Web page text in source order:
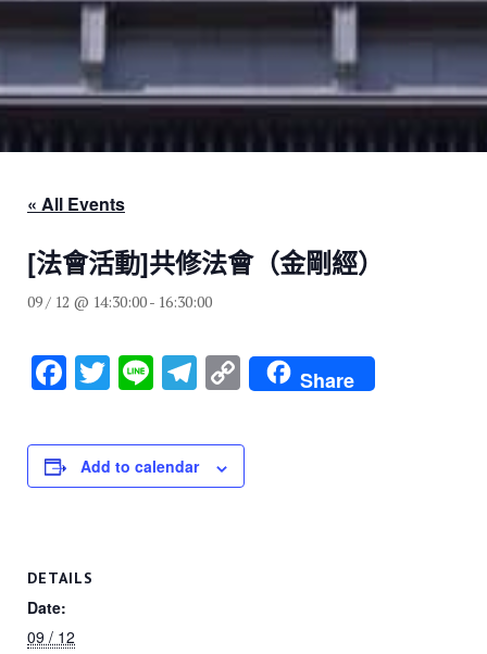
« All Events
[法會活動]共修法會（金剛經）
09 / 12 @ 14:30:00- 16:30:00
F
c
e
o
T
tt
er
Li
e
T
e
gr
C
o
p
y
Share
Add to calendar
DETAILS
Date:
09 / 12